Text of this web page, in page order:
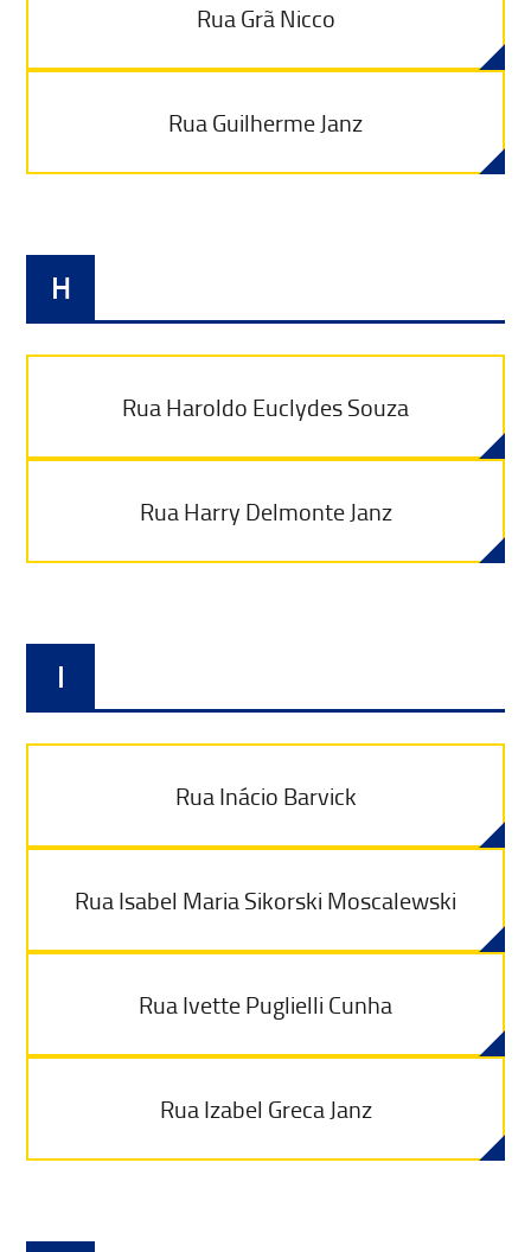
Rua Grã Nicco
Rua Guilherme Janz
H
Rua Haroldo Euclydes Souza
Rua Harry Delmonte Janz
I
Rua Inácio Barvick
Rua Isabel Maria Sikorski Moscalewski
Rua Ivette Puglielli Cunha
Rua Izabel Greca Janz